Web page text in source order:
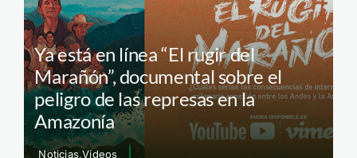
Ya está en línea “El rugir del
Marañón”, documental sobre el
peligro de las represas en la
Amazonía
Noticias,Videos